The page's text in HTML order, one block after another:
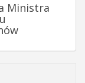
Ministra